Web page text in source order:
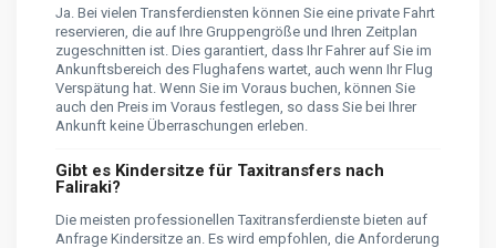
Ja. Bei vielen Transferdiensten können Sie eine private Fahrt
reservieren, die auf Ihre Gruppengröße und Ihren Zeitplan
zugeschnitten ist. Dies garantiert, dass Ihr Fahrer auf Sie im
Ankunftsbereich des Flughafens wartet, auch wenn Ihr Flug
Verspätung hat. Wenn Sie im Voraus buchen, können Sie
auch den Preis im Voraus festlegen, so dass Sie bei Ihrer
Ankunft keine Überraschungen erleben.
Gibt es Kindersitze für Taxitransfers nach
Faliraki?
Die meisten professionellen Taxitransferdienste bieten auf
Anfrage Kindersitze an. Es wird empfohlen, die Anforderung